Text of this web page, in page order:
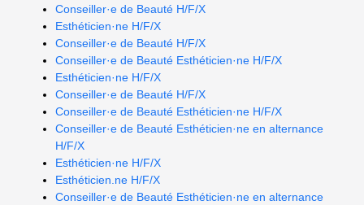
Conseiller·e de Beauté H/F/X
Esthéticien·ne H/F/X
Conseiller·e de Beauté H/F/X
Conseiller·e de Beauté Esthéticien·ne H/F/X
Esthéticien·ne H/F/X
Conseiller·e de Beauté H/F/X
Conseiller·e de Beauté Esthéticien·ne H/F/X
Conseiller·e de Beauté Esthéticien·ne en alternance
H/F/X
Esthéticien·ne H/F/X
Esthéticien.ne H/F/X
Conseiller·e de Beauté Esthéticien·ne en alternance